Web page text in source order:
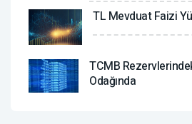
TL Mevduat Faizi
TCMB
Odağında